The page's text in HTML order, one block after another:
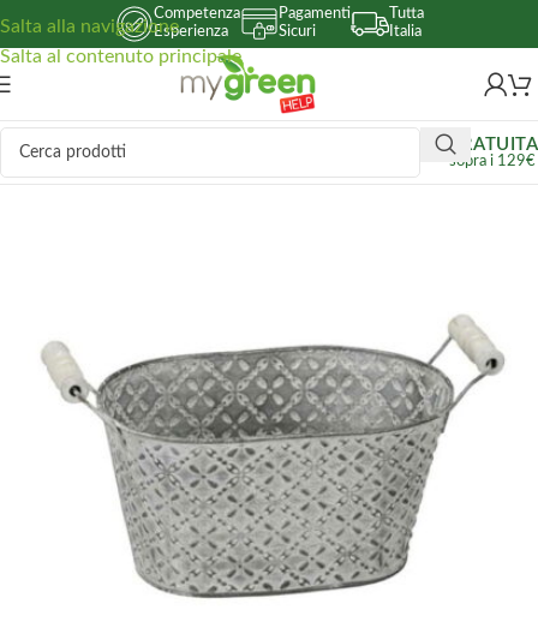
Salta alla navigazione
Salta al contenuto principale
Competenza
Esperienza
Pagamenti
Sicuri
Tutta
Italia
GRATUITA
sopra i 129€